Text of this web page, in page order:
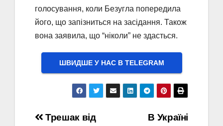
голосування, коли Безугла попередила
його, що запізниться на засідання. Також
вона заявила, що “ніколи” не здасться.
ШВИДШЕ У НАС В ТELEGRAM
Навігація
В Україні
Трешак від